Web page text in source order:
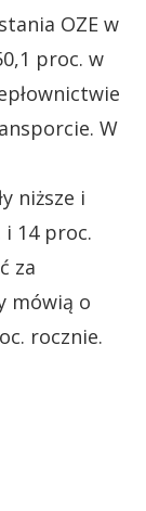
OZE w
proc. w
W
niższe i
i 14 proc.
za
mówią o
rocznie.